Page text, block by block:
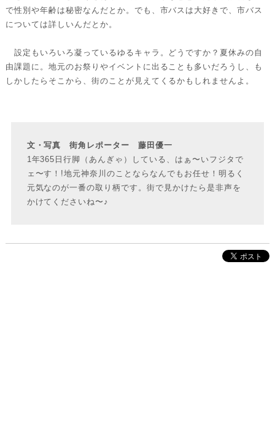
で性別や年齢は秘密なんだとか。でも、市バスは大好きで、市バス
については詳しいんだとか。
設定もいろいろ凝っているゆるキャラ。どうですか？夏休みの自
由課題に。地元のお祭りやイベントに出ることも多いだろうし、も
しかしたらそこから、街のことが見えてくるかもしれませんよ。
文・写真 街角レポーター 藤田優一
1年365日行脚（あんぎゃ）している、はぁ〜いフジタで
ェ〜す！!地元神奈川のことならなんでもお任せ！明るく
元気なのが一番の取り柄です。街で見かけたら是非声を
かけてくださいね〜♪